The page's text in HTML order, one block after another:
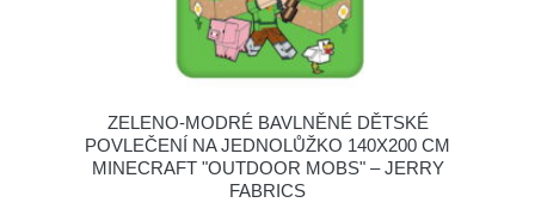
ZELENO-MODRÉ BAVLNĚNÉ DĚTSKÉ
POVLEČENÍ NA JEDNOLŮŽKO 140X200 CM
MINECRAFT "OUTDOOR MOBS" – JERRY
FABRICS